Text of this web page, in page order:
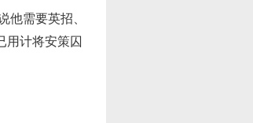
需要英招、
用计将安策囚